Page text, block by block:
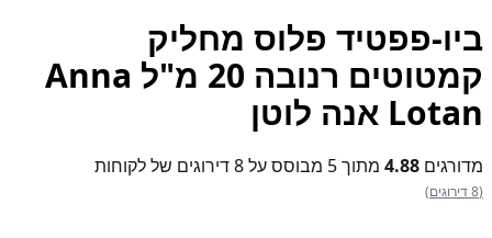
ביו-פפטיד פלוס מחליק
קמטוטים רנובה 20 מ"ל Anna
Lotan אנה לוטן
מדורגים 4.88 מתוך 5 מבוסס על 8דירוגים של לקוחות
(8 דירוגים)